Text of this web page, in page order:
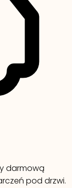
darmową
pod drzwi.